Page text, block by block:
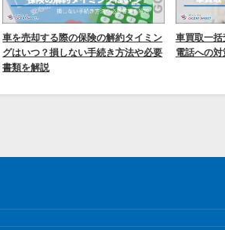
車を売却する際の保険の解約タイミン
グはいつ？損しない手続き方法や必要
書類を解説
車買取一
電話への対